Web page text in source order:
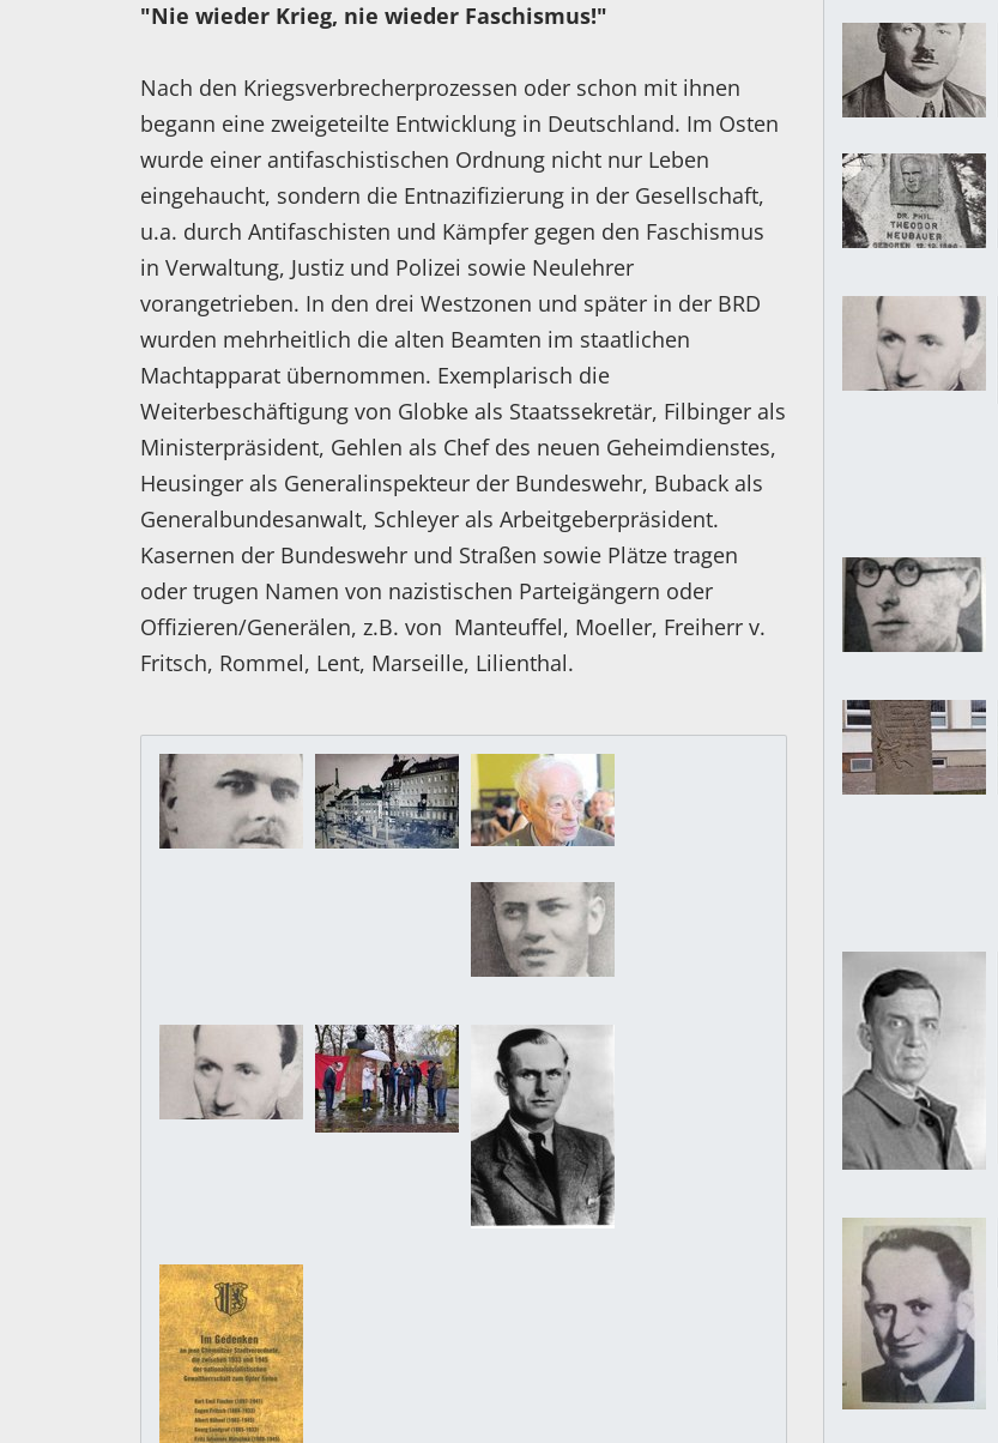
"Nie wieder Krieg, nie wieder Faschismus!"
Nach den Kriegsverbrecherprozessen oder schon mit ihnen
begann eine zweigeteilte Entwicklung in Deutschland. Im Osten
wurde einer antifaschistischen Ordnung nicht nur Leben
eingehaucht, sondern die Entnazifizierung in der Gesellschaft,
u.a. durch Antifaschisten und Kämpfer gegen den Faschismus
in Verwaltung, Justiz und Polizei sowie Neulehrer
vorangetrieben. In den drei Westzonen und später in der BRD
wurden mehrheitlich die alten Beamten im staatlichen
Machtapparat übernommen. Exemplarisch die
Weiterbeschäftigung von Globke als Staatssekretär, Filbinger als
Ministerpräsident, Gehlen als Chef des neuen Geheimdienstes,
Heusinger als Generalinspekteur der Bundeswehr, Buback als
Generalbundesanwalt, Schleyer als Arbeitgeberpräsident.
Kasernen der Bundeswehr und Straßen sowie Plätze tragen
oder trugen Namen von nazistischen Parteigängern oder
Offizieren/Generälen, z.B. von Manteuffel, Moeller, Freiherr v.
Fritsch, Rommel, Lent, Marseille, Lilienthal.